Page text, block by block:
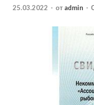
25.03.2022 - от admin -